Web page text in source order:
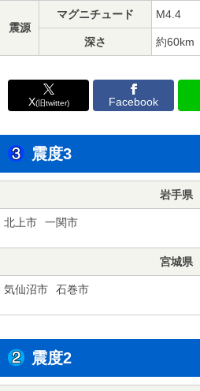
震源
マグニチュード M4.4
深さ 約60km
X(旧twitter) Facebook
震度3
岩手県
北上市 一関市
宮城県
気仙沼市 石巻市
震度2